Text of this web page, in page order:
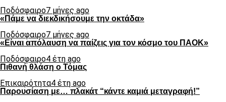
Ποδόσφαιρο7 μήνες ago
«Πάμε να διεκδικήσουμε την οκτάδα»
Ποδόσφαιρο7 μήνες ago
«Είναι απόλαυση να παίζεις για τον κόσμο του ΠΑΟΚ»
Ποδόσφαιρο4 έτη ago
Πιθανή θλάση ο Τόμας
Επικαιρότητα4 έτη ago
Παρουσίαση με… πλακάτ “κάντε καμιά μεταγραφή!”